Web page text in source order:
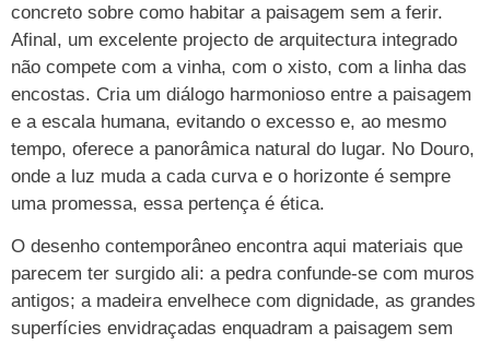
concreto sobre como habitar a paisagem sem a ferir.
Afinal, um excelente projecto de arquitectura integrado
não compete com a vinha, com o xisto, com a linha das
encostas. Cria um diálogo harmonioso entre a paisagem
e a escala humana, evitando o excesso e, ao mesmo
tempo, oferece a panorâmica natural do lugar. No Douro,
onde a luz muda a cada curva e o horizonte é sempre
uma promessa, essa pertença é ética.
O desenho contemporâneo encontra aqui materiais que
parecem ter surgido ali: a pedra confunde-se com muros
antigos; a madeira envelhece com dignidade, as grandes
superfícies envidraçadas enquadram a paisagem sem